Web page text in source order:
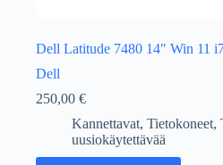
Dell Latitude 7480 14″ Win 11
Dell
250,00 €
Kannettavat, Tietokoneet,
uusiokäytettävää